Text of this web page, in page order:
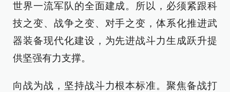
世界一流军队的全面建成。所以，必须紧跟科
技之变、战争之变、对手之变，体系化推进武
器装备现代化建设，为先进战斗力生成跃升提
供坚强有力支撑。
向战为战，坚持战斗力根本标准。聚焦备战打